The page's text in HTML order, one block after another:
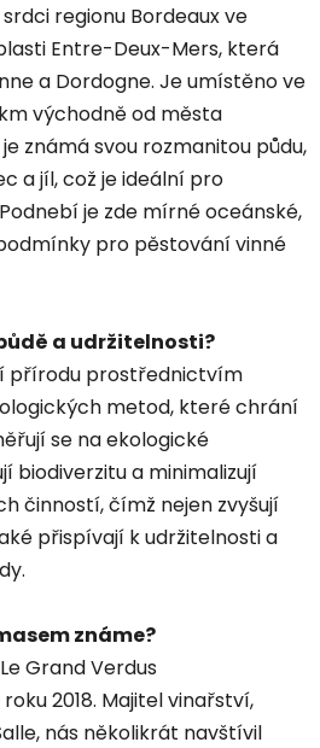
regionu Bordeaux ve
Entre-Deux-Mers, která
a Dordogne. Je umístěno ve
východně od města
známá svou rozmanitou půdu,
a jíl, což je ideální pro
je zde mírné oceánské,
pro pěstování vinné
a udržitelnosti?
přírodu prostřednictvím
metod, které chrání
se na ekologické
biodiverzitu a minimalizují
činností, čímž nejen zvyšují
přispívají k udržitelnosti a
známe?
Grand Verdus
2018. Majitel vinařství,
nás několikrát navštívil